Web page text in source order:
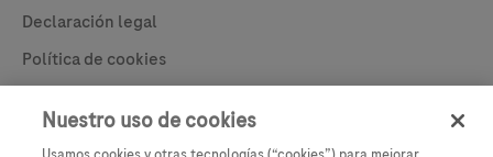
Contact
Declaración legal
Política de cookies
Learn More
Política de privacidad
Configuración de cookies
Nuestro uso de cookies